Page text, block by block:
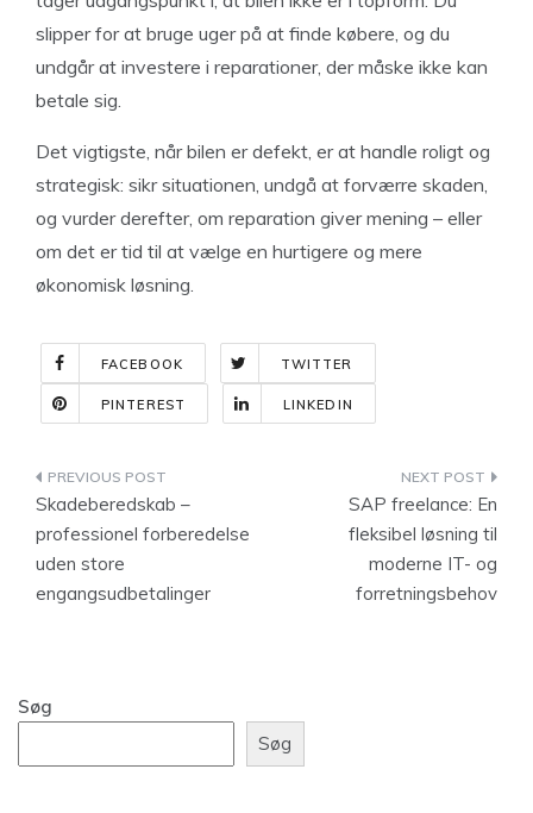
slipper for at bruge uger på at finde købere, og du
undgår at investere i reparationer, der måske ikke kan
betale sig.
Det vigtigste, når bilen er defekt, er at handle roligt og
strategisk: sikr situationen, undgå at forværre skaden,
og vurder derefter, om reparation giver mening – eller
om det er tid til at vælge en hurtigere og mere
økonomisk løsning.
FACEBOOK TWITTER
PINTEREST LINKEDIN
Indlægsnavigation
Skadeberedskab –
professionel forberedelse
uden store
engangsudbetalinger
SAP freelance: En
fleksibel løsning til
moderne IT- og
forretningsbehov
Søg
Søg